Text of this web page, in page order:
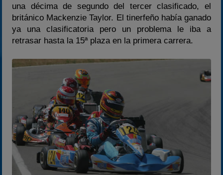
una décima de segundo del tercer clasificado, el
británico Mackenzie Taylor. El tinerfeño había ganado
ya una clasificatoria pero un problema le iba a
retrasar hasta la 15ª plaza en la primera carrera.